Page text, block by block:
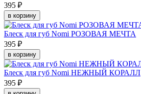
395 ₽
в корзину
Блеск для губ Nomi РОЗОВАЯ МЕЧТА
395 ₽
в корзину
Блеск для губ Nomi НЕЖНЫЙ КОРАЛЛ
395 ₽